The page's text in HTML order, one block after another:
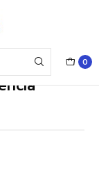
0
de referencia